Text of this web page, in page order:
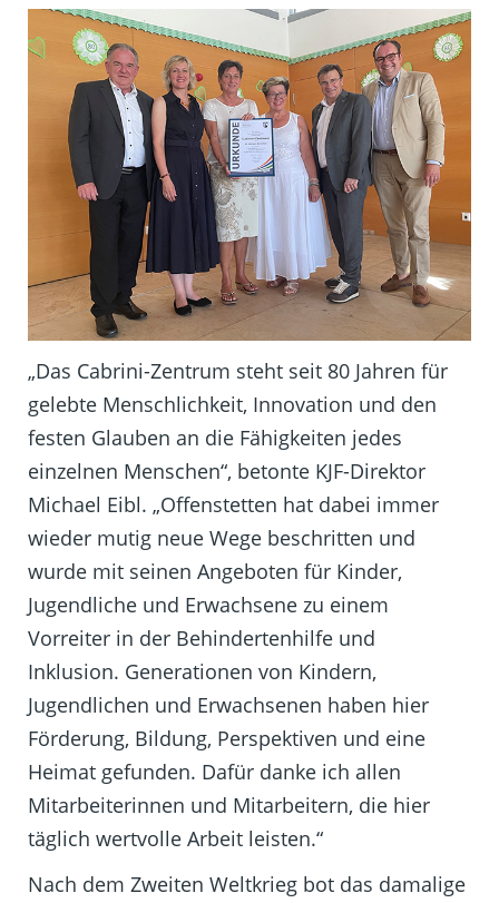
„Das Cabrini-Zentrum steht seit 80 Jahren für
gelebte Menschlichkeit, Innovation und den
festen Glauben an die Fähigkeiten jedes
einzelnen Menschen“, betonte KJF-Direktor
Michael Eibl. „Offenstetten hat dabei immer
wieder mutig neue Wege beschritten und
wurde mit seinen Angeboten für Kinder,
Jugendliche und Erwachsene zu einem
Vorreiter in der Behindertenhilfe und
Inklusion. Generationen von Kindern,
Jugendlichen und Erwachsenen haben hier
Förderung, Bildung, Perspektiven und eine
Heimat gefunden. Dafür danke ich allen
Mitarbeiterinnen und Mitarbeitern, die hier
täglich wertvolle Arbeit leisten.“
Nach dem Zweiten Weltkrieg bot das damalige